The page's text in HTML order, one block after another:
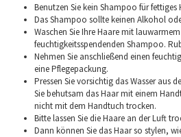
Benutzen Sie kein Shampoo für
Das Shampoo sollte keinen Alkohol
Waschen Sie Ihre Haare mit
feuchtigkeitsspendenden Shampoo.
Nehmen Sie anschließend einen
eine Pflegepackung.
Pressen Sie vorsichtig das Wasser aus
Sie behutsam das Haar mit einem
nicht mit dem Handtuch trocken.
Bitte lassen Sie die Haare an der Luft
Dann können Sie das Haar so stylen,